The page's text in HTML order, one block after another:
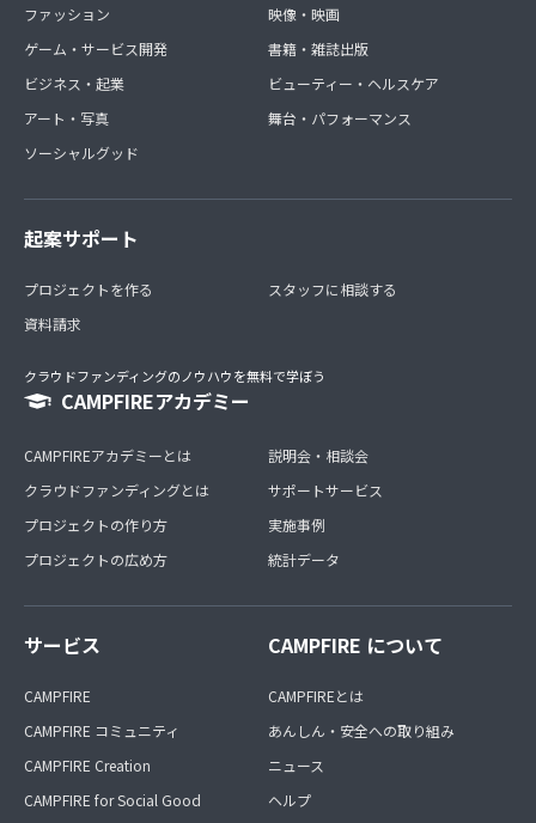
ファッション
ゲーム・サービス開発
ビジネス・起業
アート・写真
ソーシャルグッド
映像・映画
書籍・雑誌出版
ビューティー・ヘルスケア
舞台・パフォーマンス
起案サポート
プロジェクトを作る
資料請求
スタッフに相談する
クラウドファンディングのノウハウを無料で学ぼう
CAMPFIREアカデミー
CAMPFIREアカデミーとは
クラウドファンディングとは
プロジェクトの作り方
プロジェクトの広め方
説明会・相談会
サポートサービス
実施事例
統計データ
サービス
CAMPFIRE
CAMPFIRE コミュニティ
CAMPFIRE Creation
CAMPFIRE for Social Good
CAMPFIRE について
CAMPFIREとは
あんしん・安全への取り組み
ニュース
ヘルプ